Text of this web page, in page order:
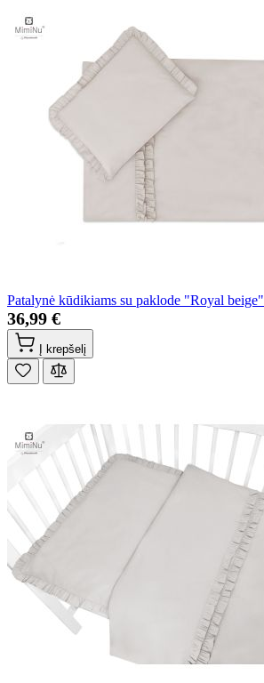
Patalynė kūdikiams su paklode "Royal beige"
36,99 €
Į krepšelį